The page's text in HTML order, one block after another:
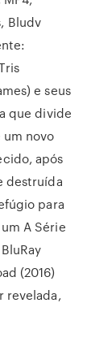
Bludv
e seus
que divide
novo
após
destruída
para
A Série
(2016)
revelada,